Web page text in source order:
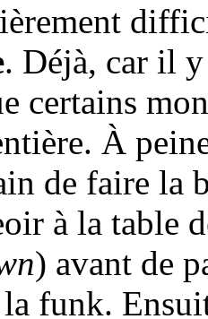
. Déjà, car il y
certains
À
de faire la
à la table
) avant de
funk.